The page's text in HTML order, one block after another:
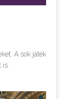
A sok játék